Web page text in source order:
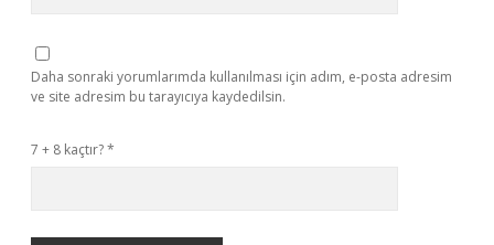
Daha sonraki yorumlarımda kullanılması için adım, e-posta adresim
ve site adresim bu tarayıcıya kaydedilsin.
7 + 8 kaçtır?*